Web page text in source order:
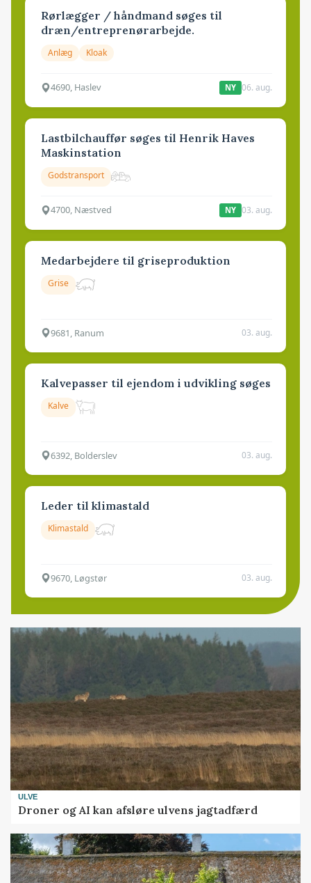
Rørlægger / håndmand søges til
dræn/entreprenørarbejde.
Anlæg Kloak
4690, Haslev NY 06. aug.
Lastbilchauffør søges til Henrik Haves
Maskinstation
Godstransport
4700, Næstved NY 03. aug.
Medarbejdere til griseproduktion
Grise
9681, Ranum 03. aug.
Kalvepasser til ejendom i udvikling søges
Kalve
6392, Bolderslev 03. aug.
Leder til klimastald
Klimastald
9670, Løgstør 03. aug.
ULVE
Droner og AI kan afsløre ulvens jagtadfærd